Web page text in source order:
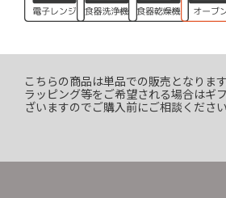
こちらの商品は単品での販売となります
ラッピング等をご希望される場合はギ
ざいますのでご購入前にご相談ください